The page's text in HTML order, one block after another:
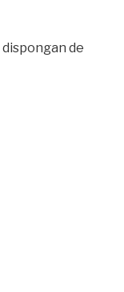
dispongan de